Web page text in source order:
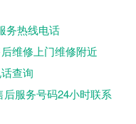
务热线电话
维修上门维修附近
查询
服务号码24小时联系